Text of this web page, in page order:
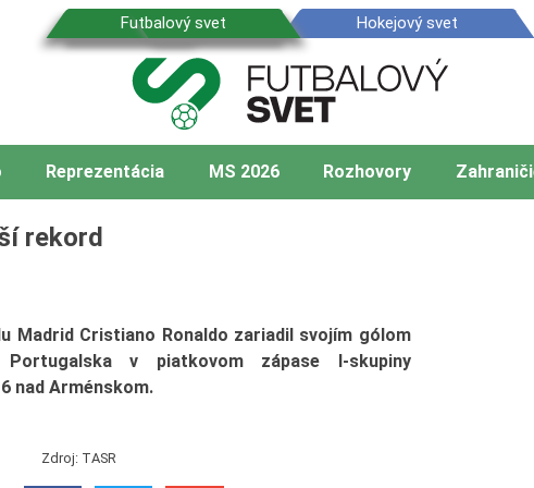
Reprezentácia MS 2026 Rozhovory
rekord
Madrid Cristiano Ronaldo zariadil svojím gólom
v piatkovom zápase I-skupiny
nad Arménskom.
Zdroj: TASR